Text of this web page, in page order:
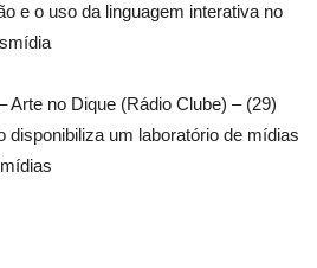
e o uso da linguagem interativa no
Arte no Dique (Rádio Clube) – (29)
disponibiliza um laboratório de mídias